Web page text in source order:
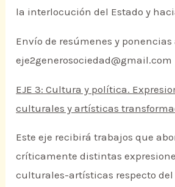
la interlocución del Estado y
Envío de resúmenes y ponencias
eje2generosociedad@gmail.com
EJE 3: Cultura y política.
culturales y artísticas
Este eje recibirá trabajos que
críticamente distintas
culturales-artísticas respecto del